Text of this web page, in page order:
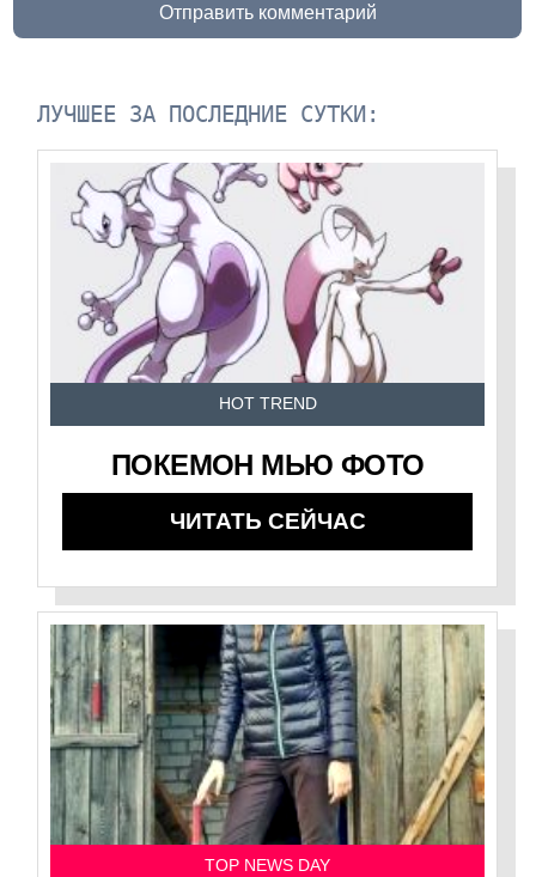
Отправить комментарий
ЛУЧШЕЕ ЗА ПОСЛЕДНИЕ СУТКИ:
HOT TREND
ПОКЕМОН МЬЮ ФОТО
ЧИТАТЬ СЕЙЧАС
TOP NEWS DAY